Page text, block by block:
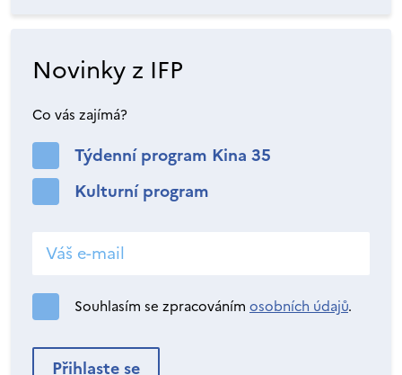
Novinky z IFP
Co vás zajímá?
Týdenní program Kina 35
Kulturní program
Souhlasím se zpracováním osobních údajů.